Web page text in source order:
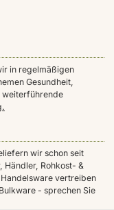
in regelmäßigen
Gesundheit,
weiterführende
wir schon seit
Händler, Rohkost- &
vertreiben
- sprechen Sie